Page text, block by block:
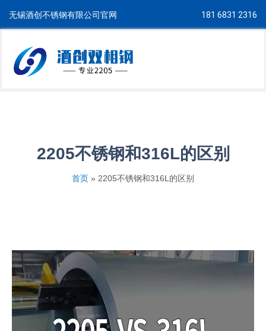
无锡酒创不锈钢有限公司官网 181 6831 2316
2205不锈钢和316L的区别
首页 » 2205不锈钢和316L的区别